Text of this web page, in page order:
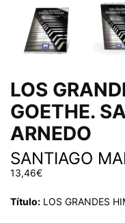
LOS
GOETHE.
ARNEDO
SANTIAGO
13,46€
Título: LOS GRANDES